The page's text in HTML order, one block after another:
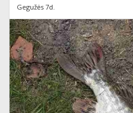
Gegužės 7d.